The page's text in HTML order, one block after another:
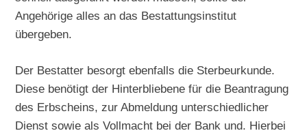
Angehörige alles an das Bestattungsinstitut
übergeben.
Der Bestatter besorgt ebenfalls die Sterbeurkunde.
Diese benötigt der Hinterbliebene für die Beantragung
des Erbscheins, zur Abmeldung unterschiedlicher
Dienst sowie als Vollmacht bei der Bank und. Hierbei